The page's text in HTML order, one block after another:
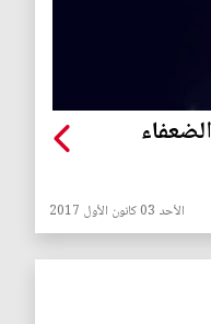
الأحد 03 كانون الأول 2017